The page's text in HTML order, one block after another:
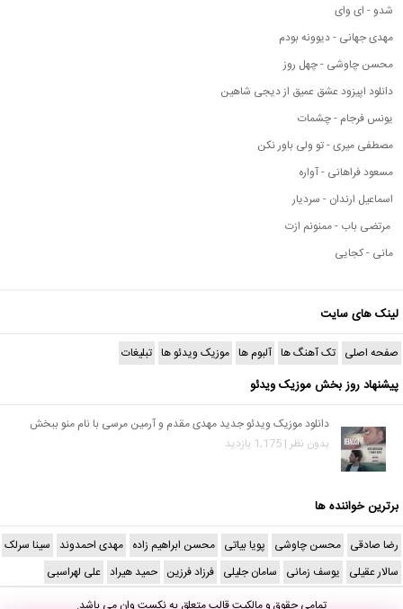
شدو - ای وای
مهدی جهانی - دیوونه بودم
محسن چاوشی - چهل روز
دانلود اپیزود عشق عمیق از دیجی شاهین
یونس فرجام - چشمات
مصطفی میری - تو ولی باور نکن
مسعود فراهانی - آواره
اسماعیل ارندان - سردیار
مرتضی باب - ممنونم ازت
مانی - کجایی
لینک های سایت
صفحه اصلی تک آهنگ ها آلبوم ها موزیک ویدئو ها تبلیغات
پیشنهاد روز بخش موزیک ویدئو
دانلود موزیک ویدئو جدید مهدی مقدم و آرمین مرسی با نام منو ببخش
بدون نظر | 1,175 بازدید
برترین خواننده ها
رضا صادقی محسن چاوشی پویا بیاتی محسن ابراهیم زاده مهدی احمدوند سینا سرلک
سالار عقیلی یوسف زمانی سامان جلیلی فرزاد فرزین حمید هیراد علی لهراسبی
تمامی حقوق و مالکیت قالب متعلق بهنکست وانمی باشد.